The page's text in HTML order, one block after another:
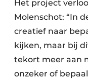
Het project
Molenschot: “In
creatief naar
kijken, maar bij
tekort meer aan
onzeker of